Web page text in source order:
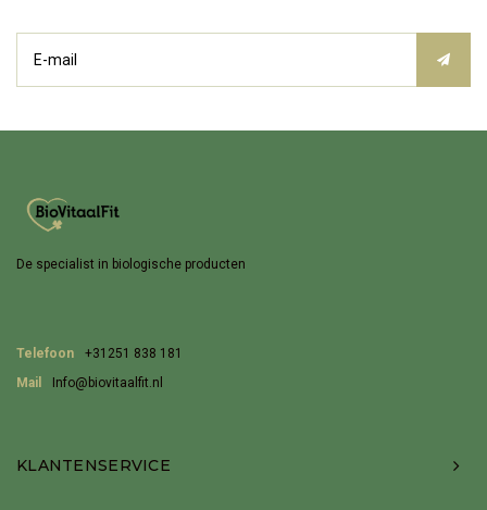
De specialist in biologische producten
Telefoon
+31251 838 181
Mail
Info@biovitaalfit.nl
KLANTENSERVICE